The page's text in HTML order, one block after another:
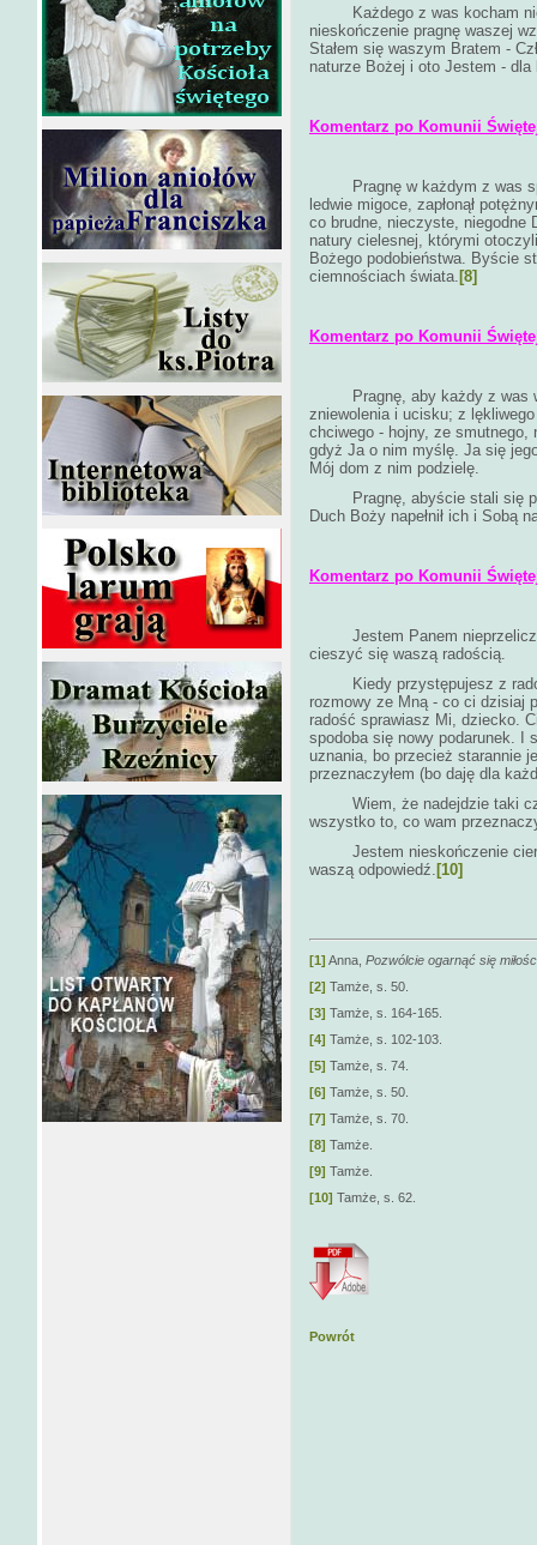
Każdego z was kocham
nieskończenie pragnę waszej
Stałem się waszym Bratem -
naturze Bożej i oto Jestem - dla
Komentarz po Komunii
Pragnę w każdym z was
ledwie migoce, zapłonął
co brudne, nieczyste, niegodne
natury cielesnej, którymi
Bożego podobieństwa. Byście
ciemnościach świata. [8]
Komentarz po Komunii
Pragnę, aby każdy z was
zniewolenia i ucisku; z
chciwego - hojny, ze smutnego,
gdyż Ja o nim myślę. Ja się
Mój dom z nim podzielę.
Pragnę, abyście stali się
Duch Boży napełnił ich i Sobą
Komentarz po Komunii
Jestem Panem
cieszyć się waszą radością.
Kiedy przystępujesz z
rozmowy ze Mną - co ci dzisiaj
radość sprawiasz Mi, dziecko.
spodoba się nowy podarunek. I
uznania, bo przecież starannie
przeznaczyłem (bo daję dla
Wiem, że nadejdzie taki
wszystko to, co wam
Jestem nieskończenie
waszą odpowiedź. [10]
[1] Anna, Pozwólcie ogarnąć się
[2] Tamże, s. 50.
[3] Tamże, s. 164-165.
[4] Tamże, s. 102-103.
[5] Tamże, s. 74.
[6] Tamże, s. 50.
[7] Tamże, s. 70.
[8] Tamże.
[9] Tamże.
[10] Tamże, s. 62.
Powrót